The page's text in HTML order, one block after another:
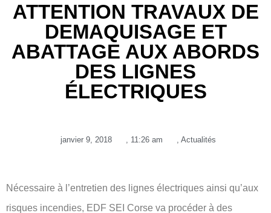
ATTENTION TRAVAUX DE
DEMAQUISAGE ET
ABATTAGE AUX ABORDS
DES LIGNES
ÉLECTRIQUES
janvier 9, 2018 , 11:26 am , Actualités
Nécessaire à l’entretien des lignes électriques ainsi qu’aux
risques incendies, EDF SEI Corse va procéder à des